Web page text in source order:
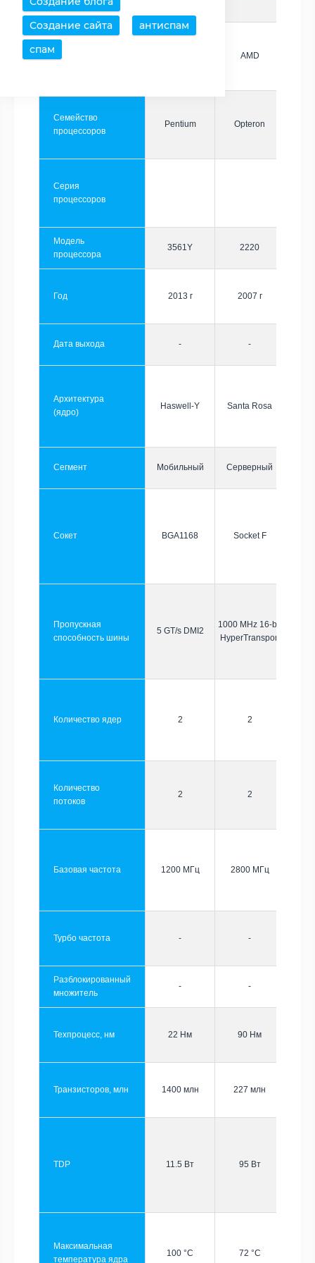
Создание сайта
антиспам
спам
Производитель AMD
Семейство
процессоров
Pentium Opteron
Серия
процессоров
Модель
процессора
3561Y 2220
Год 2013 г 2007 г
Дата выхода - -
Архитектура
(ядро)
Haswell-Y Santa Rosa
Сегмент Мобильный Серверный
Сокет BGA1168 Socket F
Пропускная
способность шины
5 GT/s DMI2
1000 MHz 16-bit
HyperTransport
Количество ядер 2 2
Количество
потоков
2 2
Базовая частота 1200 МГц 2800 МГц
Турбо частота - -
Разблокированный
множитель
- -
Техпроцесс, нм 22 Нм 90 Нм
Транзисторов, млн 1400 млн 227 млн
TDP 11.5 Вт 95 Вт
Максимальная
температура ядра
100 °C 72 °C